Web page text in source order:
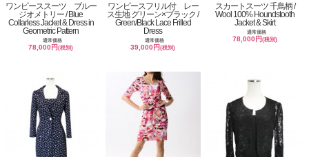
ワンピーススーツ ブルー
ジオメトリー / Blue
Collarless Jacket & Dress in
Geometric Pattern
通常価格
78,000円(税別)
ワンピースフリル付 レー
ス生地 グリーン×ブラック /
Green/Black Lace Frilled
Dress
通常価格
39,000円(税別)
スカートスーツ 千鳥柄 /
Wool 100% Houndstooth
Jacket & Skirt
通常価格
78,000円(税別)